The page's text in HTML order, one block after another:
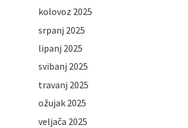
kolovoz 2025
srpanj 2025
lipanj 2025
svibanj 2025
travanj 2025
ožujak 2025
veljača 2025